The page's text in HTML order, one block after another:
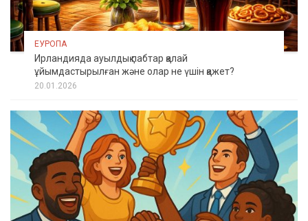
ЕУРОПА
Ирландияда ауылдық пабтар қалай
ұйымдастырылған және олар не үшін қажет?
20.01.2026